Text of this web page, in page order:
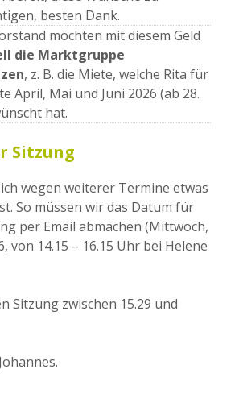
besten Dank.
möchten mit diesem Geld
die Marktgruppe
, z. B. die Miete, welche Rita für
April, Mai und Juni 2026 (ab 28.
hat.
Sitzung
wegen weiterer Termine etwas
So müssen wir das Datum für
per Email abmachen (Mittwoch,
von 14.15 – 16.15 Uhr bei Helene
Sitzung zwischen 15.29 und